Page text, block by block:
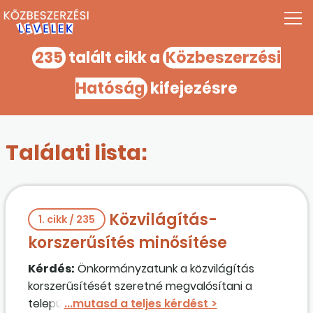
235 talált cikk a Közbeszerzési
Hatóság kifejezésre
Találati lista:
1. cikk / 235
Közvilágítás-
korszerűsítés minősítése
Kérdés: Önkormányzatunk a közvilágítás
korszerűsítését szeretné megvalósítani a
településen, két részre osztva. Az egyik rész a